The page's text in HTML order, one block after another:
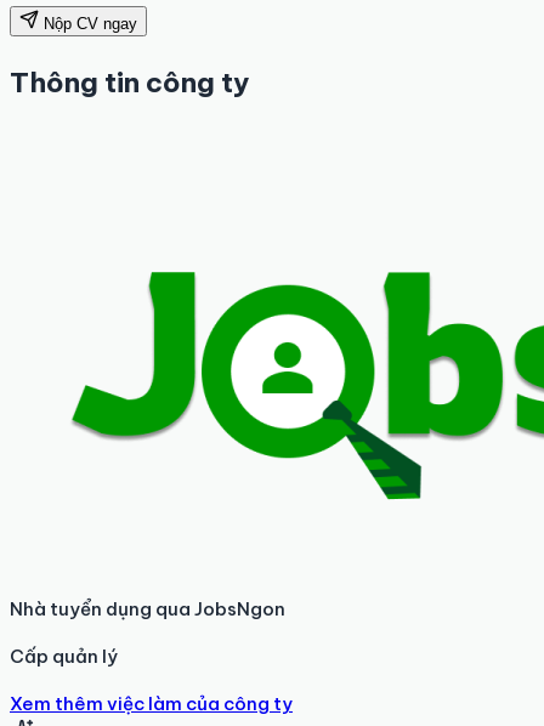
Nộp CV ngay
Thông tin công ty
Nhà tuyển dụng qua JobsNgon
Cấp quản lý
Xem thêm việc làm của công ty